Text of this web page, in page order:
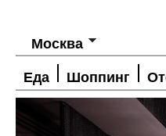
Москва
Еда Шоппинг